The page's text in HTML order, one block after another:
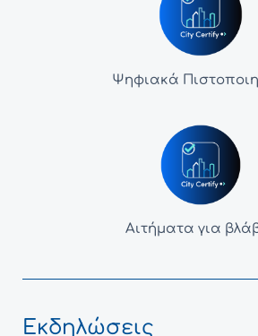
Ψηφιακά
Αιτήματα για
Εκδηλώσεις